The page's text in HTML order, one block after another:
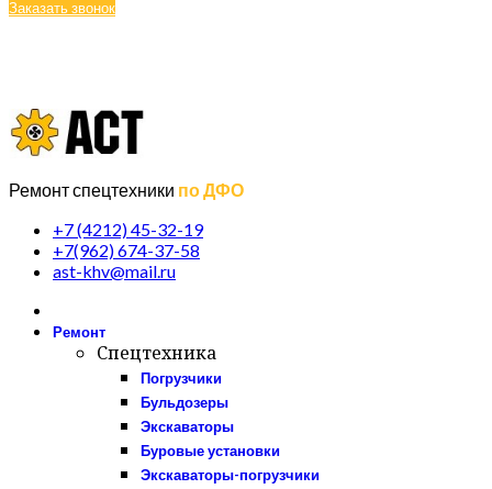
Заказать звонок
Ремонт спецтехники по ДФО
+7 (4212) 45-32-19
+7(962) 674-37-58
ast-khv@mail.ru
Ремонт
Спецтехника
Погрузчики
Бульдозеры
Экскаваторы
Буровые установки
Экскаваторы-погрузчики